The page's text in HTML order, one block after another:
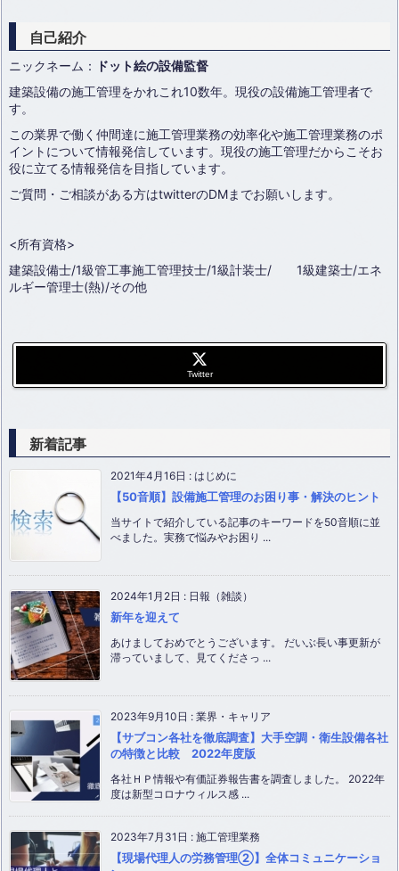
自己紹介
ニックネーム：
ドット絵の設備監督
建築設備の施工管理をかれこれ10数年。現役の設備施工管理者で
す。
この業界で働く仲間達に施工管理業務の効率化や施工管理業務のポ
イントについて情報発信しています。現役の施工管理だからこそお
役に立てる情報発信を目指しています。
ご質問・ご相談がある方はtwitterのDMまでお願いします。
<所有資格>
建築設備士/1級管工事施工管理技士/1級計装士/ 1級建築士/エネ
ルギー管理士(熱)/その他
Twitter
新着記事
2021年4月16日 : はじめに
【50音順】設備施工管理のお困り事・解決のヒント
当サイトで紹介している記事のキーワードを50音順に並
べました。実務で悩みやお困り ...
2024年1月2日 : 日報（雑談）
新年を迎えて
あけましておめでとうございます。 だいぶ長い事更新が
滞っていまして、見てくださっ ...
2023年9月10日 : 業界・キャリア
【サブコン各社を徹底調査】大手空調・衛生設備各社
の特徴と比較 2022年度版
各社ＨＰ情報や有価証券報告書を調査しました。 2022年
度は新型コロナウィルス感 ...
2023年7月31日 : 施工管理業務
【現場代理人の労務管理②】全体コミュニケーショ